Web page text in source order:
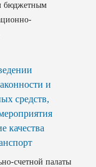
бюджетным
и
средств,
качества
счетной палаты